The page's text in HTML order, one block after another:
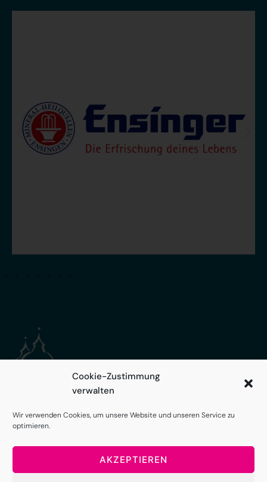
Cookie-Zustimmung
verwalten
Wir verwenden Cookies, um unsere Website und unseren Service zu
optimieren.
AKZEPTIEREN